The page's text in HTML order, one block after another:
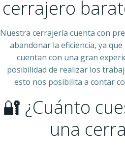
cerrajero
Nuestra cerrajería cuenta con
abandonar la eficiencia, ya
cuentan con una gran
posibilidad de realizar los
esto nos posibilita a contar
🔐 ¿Cuánto
una